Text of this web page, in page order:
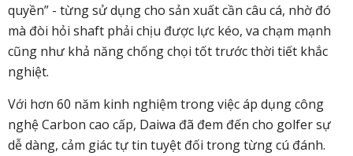
quyền” - từng sử dụng cho sản xuất cần câu cá, nhờ đó
mà đòi hỏi shaft phải chịu được lực kéo, va chạm mạnh
cũng như khả năng chống chọi tốt trước thời tiết khắc
nghiệt.
Với hơn 60 năm kinh nghiệm trong việc áp dụng công
nghệ Carbon cao cấp, Daiwa đã đem đến cho golfer sự
dễ dàng, cảm giác tự tin tuyệt đối trong từng cú đánh.